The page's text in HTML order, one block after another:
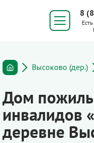
8
Высоково (дер.)
Дом
инвалидов
деревне